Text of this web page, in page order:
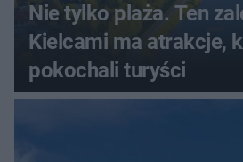
Nie tylko plaża. Ten
Kielcami ma atrakcje,
pokochali turyści